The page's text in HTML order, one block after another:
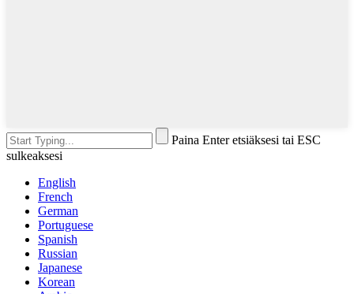
Paina Enter etsiäksesi tai ESC
sulkeaksesi
English
French
German
Portuguese
Spanish
Russian
Japanese
Korean